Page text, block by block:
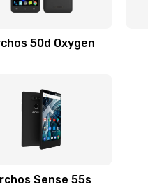
50d Oxygen
Sense 55s